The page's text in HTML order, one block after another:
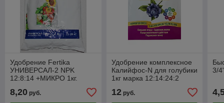
Удобрение Fertika
УНИВЕРСАЛ-2 NPK
12:8:14 +МИКРО 1кг.
8,20 руб.
Удобрение комплексное
Калийфос-N для голубики
1кг марка 12:14:24:2
12руб.
3/